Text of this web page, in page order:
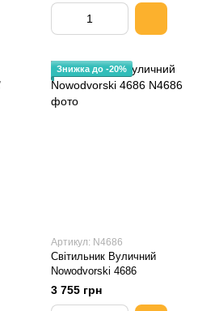
Знижка до -20%
Артикул: N4686
Світильник Вуличний
Nowodvorski 4686
3 755 грн